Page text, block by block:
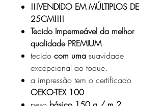
!!!VENDIDO EM MÚLTIPLOS DE
25CM!!!!
Tecido Impermeável da melhor
qualidade PREMIUM
tecido com uma suavidade
excepcional ao toque.
a impressão tem o certificado
OEKO-TEX 100